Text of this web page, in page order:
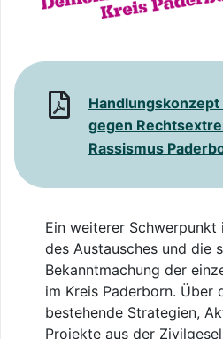
gegen
Rassismus
Ein weiterer Schwerpunkt
des Austausches und die
Bekanntmachung der
im Kreis Paderborn. Über
bestehende Strategien,
Projekte aus der